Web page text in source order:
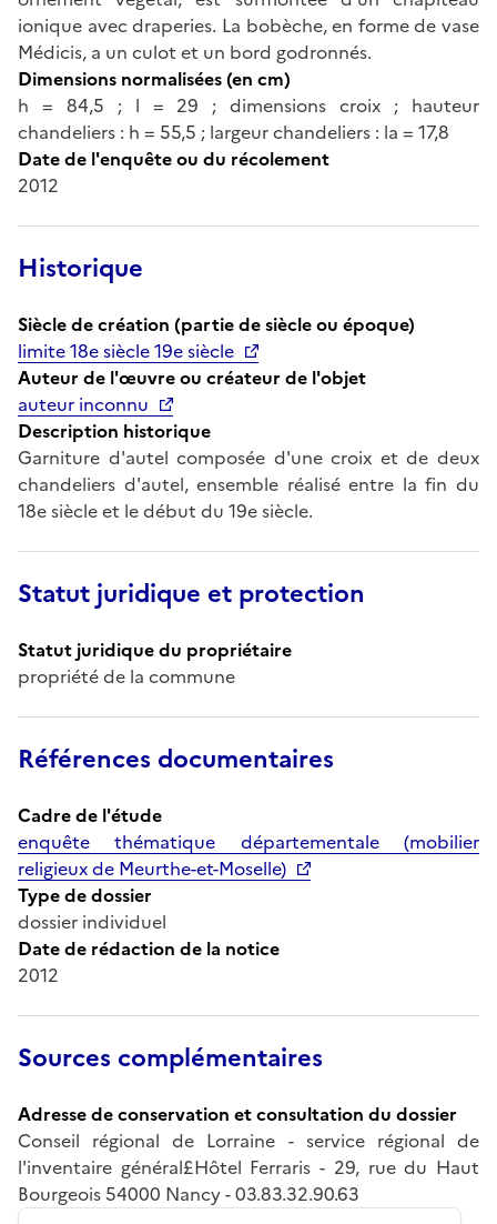
ionique avec draperies. La bobèche, en forme de vase
Médicis, a un culot et un bord godronnés.
Dimensions normalisées (en cm)
h = 84,5 ; l = 29 ; dimensions croix ; hauteur
chandeliers : h = 55,5 ; largeur chandeliers : la = 17,8
Date de l'enquête ou du récolement
2012
Historique
Siècle de création (partie de siècle ou époque)
limite 18e siècle 19e siècle
Auteur de l'œuvre ou créateur de l'objet
auteur inconnu
Description historique
Garniture d'autel composée d'une croix et de deux
chandeliers d'autel, ensemble réalisé entre la fin du
18e siècle et le début du 19e siècle.
Statut juridique et protection
Statut juridique du propriétaire
propriété de la commune
Références documentaires
Cadre de l'étude
enquête thématique départementale (mobilier
religieux de Meurthe-et-Moselle)
Type de dossier
dossier individuel
Date de rédaction de la notice
2012
Sources complémentaires
Adresse de conservation et consultation du dossier
Conseil régional de Lorraine - service régional de
l'inventaire général£Hôtel Ferraris - 29, rue du Haut
Bourgeois 54000 Nancy - 03.83.32.90.63